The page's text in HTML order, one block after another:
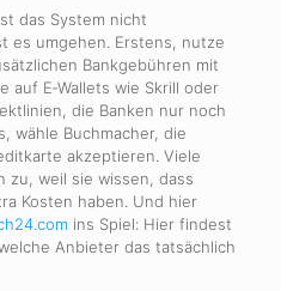
das System nicht
es umgehen. Erstens, nutze
Bankgebühren mit
auf E‑Wallets wie Skrill oder
die Banken nur noch
wähle Buchmacher, die
akzeptieren. Viele
zu, weil sie wissen, dass
Kosten haben. Und hier
ins Spiel: Hier findest
Anbieter das tatsächlich